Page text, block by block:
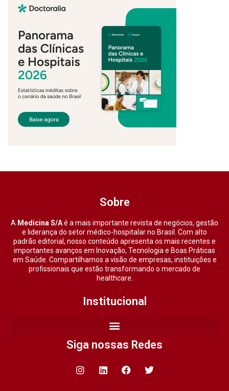
Sobre
A Medicina S/Aé a mais importante revista de negócios, gestão
e liderança do setor médico-hospitalar no Brasil. Com alto
padrão editorial, nosso conteúdo apresenta os mais recentes e
importantes avanços em Inovação, Tecnologia e Boas Práticas
em Saúde. Compartilhamos a visão de empresas, instituições e
profissionais que estão transformando o mercado de
healthcare.
Institucional
Siga nossas Redes